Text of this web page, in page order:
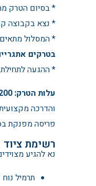
*בסיום הטרק
* נצא בקבוצה קטנה
* המסלול
בטרקים
* ההגעה
עלות הטרק: 200 ₪
והדרכה
פריסה מפנקת
רשימת ציוד
נא להגיע
תרמיל